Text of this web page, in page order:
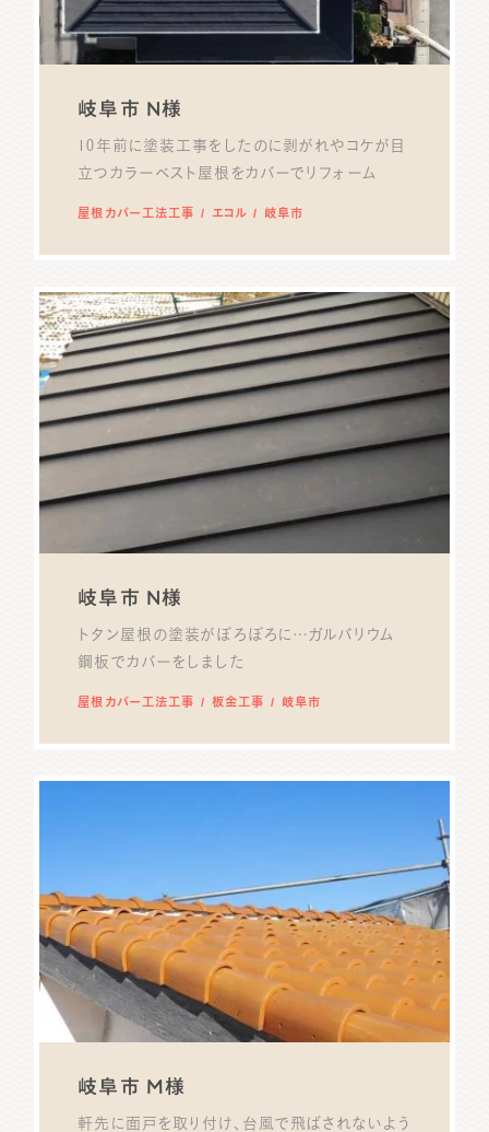
岐阜市 N様
10年前に塗装工事をしたのに剥がれやコケが目
立つカラーベスト屋根をカバーでリフォーム
屋根カバー工法工事 エコル 岐阜市
岐阜市 N様
トタン屋根の塗装がぼろぼろに…ガルバリウム
鋼板でカバーをしました
屋根カバー工法工事 板金工事 岐阜市
岐阜市 M様
軒先に面戸を取り付け、台風で飛ばされないよう